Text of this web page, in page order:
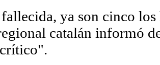
ya son cinco
catalán informó